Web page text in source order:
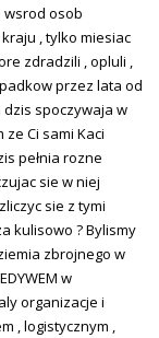
wsrod osob
, tylko miesiac
zdradzili , opluli ,
przez lata od
spoczywaja w
Ci sami Kaci
pełnia rozne
sie w niej
sie z tymi
kulisowo ? Bylismy
zbrojnego w
w
organizacje i
, logistycznym ,